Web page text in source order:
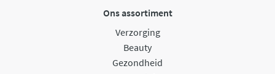
Ons assortiment
Verzorging
Beauty
Gezondheid